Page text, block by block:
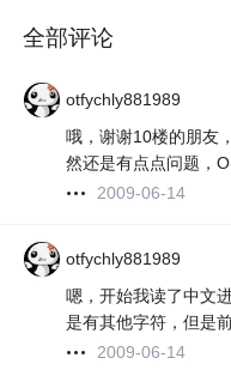
全部评论
otfychly881989
哦，谢谢10楼的朋友
然还是有点点问题，
2009-06-14
otfychly881989
嗯，开始我读了中文
是有其他字符，但是
2009-06-14